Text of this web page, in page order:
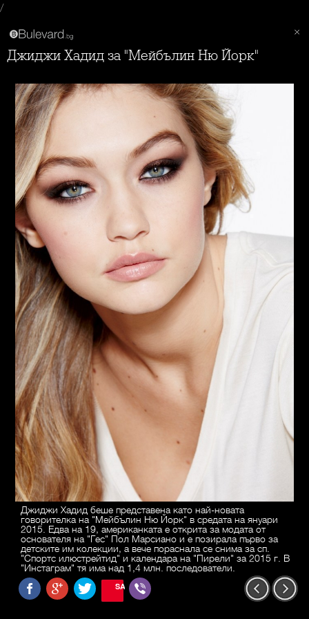
/
Джиджи Хадид за "Мейбълин Ню Йорк"
Джиджи Хадид беше представена като най-новата
говорителка на "Мейбълин Ню Йорк" в средата на януари
2015. Едва на 19, американката е открита за модата от
основателя на "Гес" Пол Марсиано и е позирала първо за
детските им колекции, а вече пораснала се снима за сп.
"Спортс илюстрейтид" и календара на "Пирели" за 2015 г. В
"Инстаграм" тя има над 1,4 млн. последователи.
SAVE